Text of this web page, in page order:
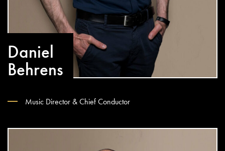
Daniel
Behrens
Music Director & Chief Conductor